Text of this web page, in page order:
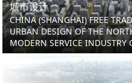
城市设计
CHINA (SHANGHAI) FREE
URBAN DESIGN OF THE
MODERN SERVICE INDUSTRY